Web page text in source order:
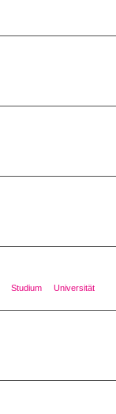
Studium Universität